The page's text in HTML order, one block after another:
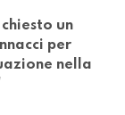
un
per
nella